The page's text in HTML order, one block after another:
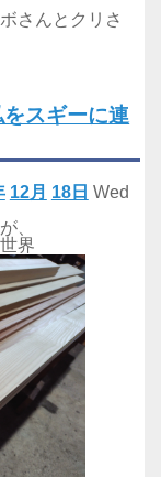
さんとクリさ
スギーに連
12月 18日 Wed
、
界